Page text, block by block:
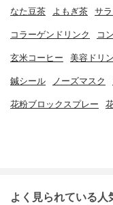
なた豆茶 よもぎ茶 サ
コラーゲンドリンク コ
玄米コーヒー 美容ドリ
鍼シール ノーズマスク
花粉ブロックスプレー
よく見られている人